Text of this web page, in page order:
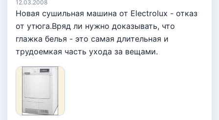
12.03.2008
Новая сушильная машина от Electrolux - отказ
от утюга.Вряд ли нужно доказывать, что
глажка белья - это самая длительная и
трудоемкая часть ухода за вещами.